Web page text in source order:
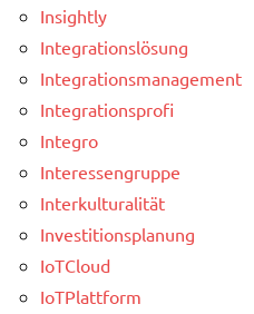
Insightly
Integrationslösung
Integrationsmanagement
Integrationsprofi
Integro
Interessengruppe
Interkulturalität
Investitionsplanung
IoTCloud
IoTPlattform